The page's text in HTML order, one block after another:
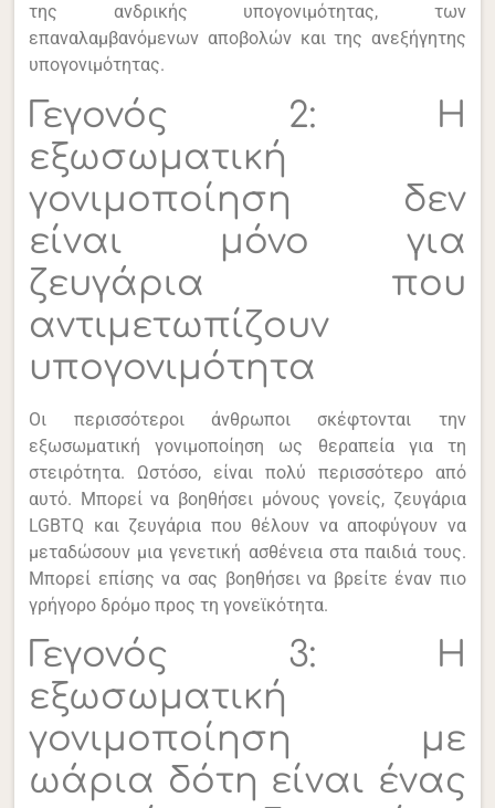
της ανδρικής υπογονιμότητας, των
επαναλαμβανόμενων αποβολών και της ανεξήγητης
υπογονιμότητας.
Γεγονός 2: Η
εξωσωματική
γονιμοποίηση δεν
είναι μόνο για
ζευγάρια που
αντιμετωπίζουν
υπογονιμότητα
Οι περισσότεροι άνθρωποι σκέφτονται την
εξωσωματική γονιμοποίηση ως θεραπεία για τη
στειρότητα. Ωστόσο, είναι πολύ περισσότερο από
αυτό. Μπορεί να βοηθήσει μόνους γονείς, ζευγάρια
LGBTQ και ζευγάρια που θέλουν να αποφύγουν να
μεταδώσουν μια γενετική ασθένεια στα παιδιά τους.
Μπορεί επίσης να σας βοηθήσει να βρείτε έναν πιο
γρήγορο δρόμο προς τη γονεϊκότητα.
Γεγονός 3: Η
εξωσωματική
γονιμοποίηση με
ωάρια δότη είναι ένας